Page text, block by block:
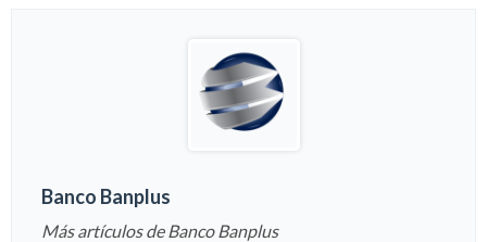
Banco Banplus
Más artículos de Banco Banplus